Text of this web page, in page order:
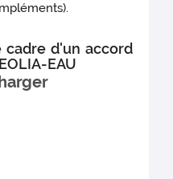
cadre d'un accord
EAU